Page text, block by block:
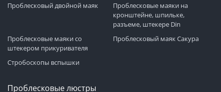
Проблесковый двойной маяк
Проблесковые маяки на
кронштейне, шпильке,
разъеме, штекере Din
Проблесковые маяки со
штекером прикуривателя
Проблесковый маяк Сакура
Стробоскопы вспышки
Проблесковые люстры